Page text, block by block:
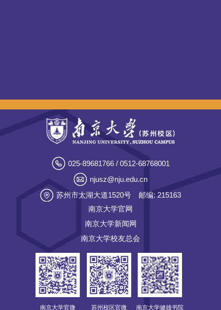
025-89681766 / 0512-68768001
njusz@nju.edu.cn
苏州市太湖大道1520号
邮编: 215163
南京大学官网
南京大学新闻网
南京大学校友总会
南京大学官微 苏州校区官微 南京大学健雄书院